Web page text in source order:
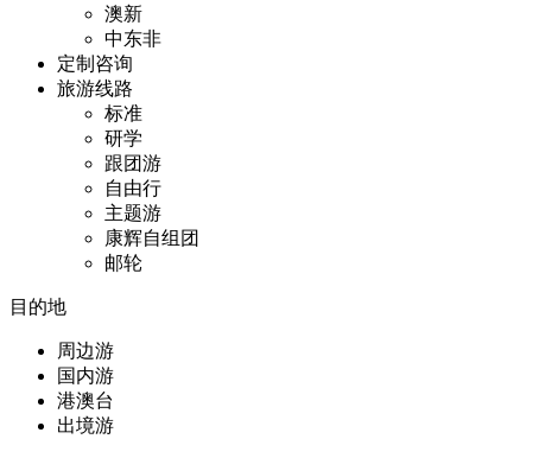
澳新
中东非
定制咨询
旅游线路
标准
研学
跟团游
自由行
主题游
康辉自组团
邮轮
目的地
周边游
国内游
港澳台
出境游